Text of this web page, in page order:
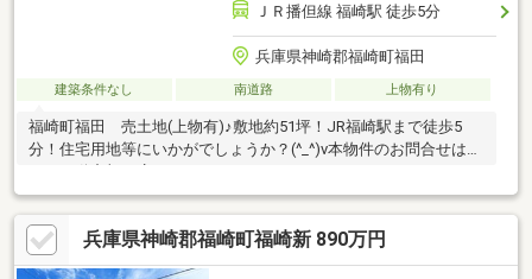
ＪＲ播但線 福崎駅 徒歩5分
兵庫県神崎郡福崎町福田
建築条件なし 南道路 上物有り
福崎町福田 売土地(上物有)♪敷地約51坪！JR福崎駅まで徒歩5
分！住宅用地等にいかがでしょうか？(^_^)v本物件のお問合せはタ
兵庫県神崎郡福崎町福崎新 890万円